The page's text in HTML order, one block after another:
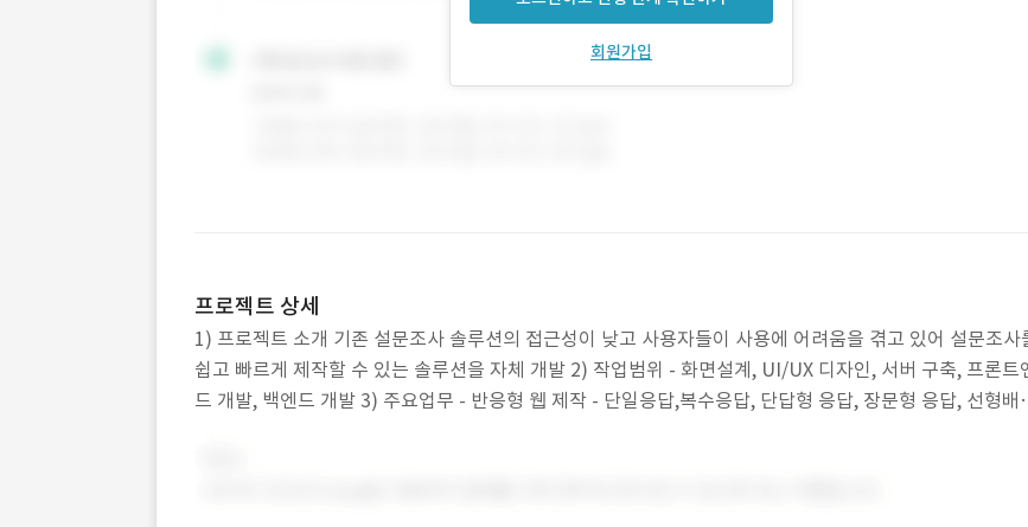
회원가입
프로젝트 상세
1) 프로젝트 소개 기존 설문조사 솔루션의 접근성이 낮고 사용자들이 사용에 어려움을 겪고 있어 설문조사
쉽고 빠르게 제작할 수 있는 솔루션을 자체 개발 2) 작업범위 - 화면설계, UI/UX 디자인, 서버 구축, 프론트
드 개발, 백엔드 개발 3) 주요업무 - 반응형 웹 제작 - 단일응답,복수응답, 단답형 응답, 장문형 응답, 선형배